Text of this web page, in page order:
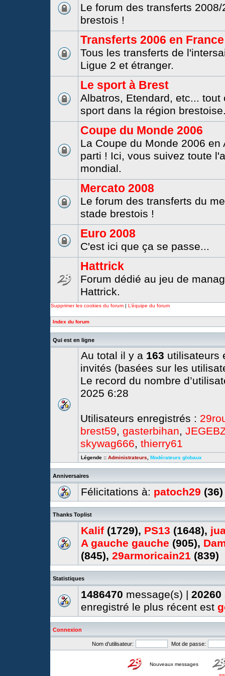
Le forum des transferts
brestois !
Transferts 2006 en
Tous les transferts de
Ligue 2 et étranger.
Le sport à Brest
Albatros, Etendard, etc... tout
sport dans la région
Coupe du Monde 2006
La Coupe du Monde 2006 en
parti ! Ici, vous suivez toute
mondial.
Mercato 2008
Le forum des transferts du
stade brestois !
Euro 2008
C'est ici que ça se passe...
Hattrick
Forum dédié au jeu de
Hattrick.
Supprimer les cookies du forum | L’équipe du forum
Index du forum
Qui est en ligne
Au total il y a 163 utilisateurs
invités (basées sur les
Le record du nombre
2025 6:28
Utilisateurs enregistrés :
brest59, gasterbihan,
skywag666, thierry61
Légende :: Administrateurs Modérateurs globaux
Anniversaires
Félicitations à: patoch29 (36)
Thanks Toplist
Kalif (1729), PS13 (1648),
A gauche gauche (905),
(845), 29armoricain21 (839)
Statistiques
1486470 message(s) | 20260
enregistré le plus récent est
Connexion
Nom d’utilisateur: Mot de passe:
Nouveaux messages